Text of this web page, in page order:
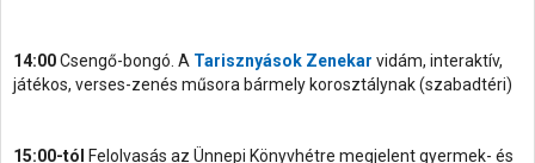
14:00Csengő-bongó. A Tarisznyások Zenekar vidám, interaktív,
játékos, verses-zenés műsora bármely korosztálynak (szabadtéri)
15:00-tól
Felolvasás az Ünnepi Könyvhétre megjelent gyermek- és